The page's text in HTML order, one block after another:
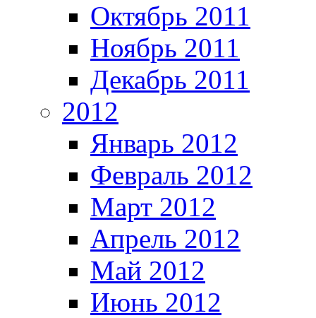
Октябрь 2011
Ноябрь 2011
Декабрь 2011
2012
Январь 2012
Февраль 2012
Март 2012
Апрель 2012
Май 2012
Июнь 2012